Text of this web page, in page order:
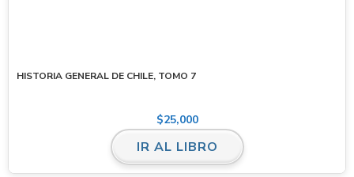
HISTORIA GENERAL DE CHILE, TOMO 7
$25,000
IR AL LIBRO